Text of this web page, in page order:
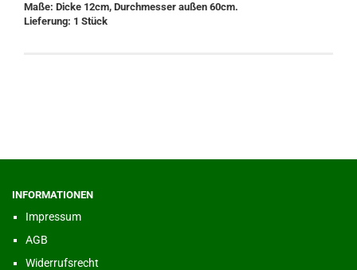
Maße: Dicke 12cm, Durchmesser außen 60cm.
Lieferung: 1 Stück
INFORMATIONEN
Impressum
AGB
Widerrufsrecht